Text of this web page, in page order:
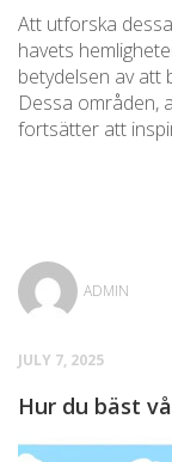
Att utforska
havets
betydelsen av att
Dessa områden,
fortsätter att
ADMIN
JULY 7, 2025
Hur du bäst